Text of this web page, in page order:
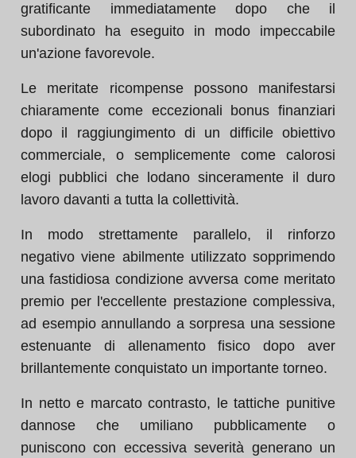
gratificante immediatamente dopo che il
subordinato ha eseguito in modo impeccabile
un'azione favorevole.
Le meritate ricompense possono manifestarsi
chiaramente come eccezionali bonus finanziari
dopo il raggiungimento di un difficile obiettivo
commerciale, o semplicemente come calorosi
elogi pubblici che lodano sinceramente il duro
lavoro davanti a tutta la collettività.
In modo strettamente parallelo, il rinforzo
negativo viene abilmente utilizzato sopprimendo
una fastidiosa condizione avversa come meritato
premio per l'eccellente prestazione complessiva,
ad esempio annullando a sorpresa una sessione
estenuante di allenamento fisico dopo aver
brillantemente conquistato un importante torneo.
In netto e marcato contrasto, le tattiche punitive
dannose che umiliano pubblicamente o
puniscono con eccessiva severità generano un